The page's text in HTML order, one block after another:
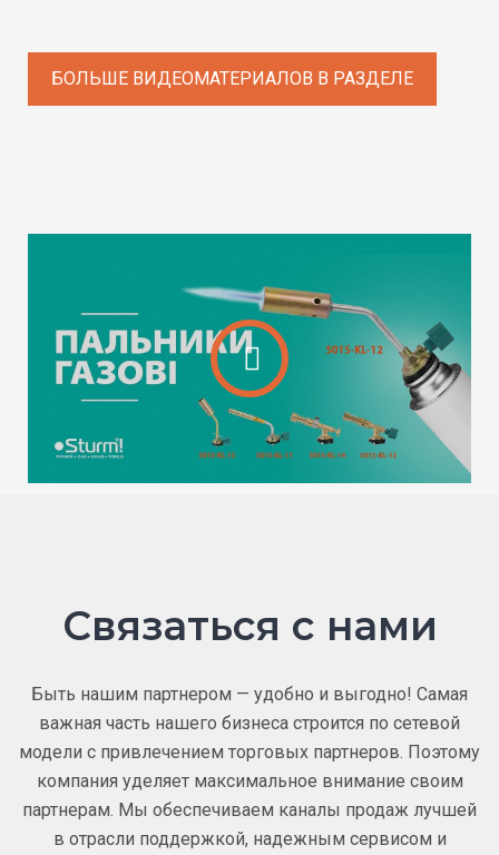
БОЛЬШЕ ВИДЕОМАТЕРИАЛОВ В РАЗДЕЛЕ
Связаться с нами
Быть нашим партнером — удобно и выгодно! Самая
важная часть нашего бизнеса строится по сетевой
модели с привлечением торговых партнеров. Поэтому
компания уделяет максимальное внимание своим
партнерам. Мы обеспечиваем каналы продаж лучшей
в отрасли поддержкой, надежным сервисом и